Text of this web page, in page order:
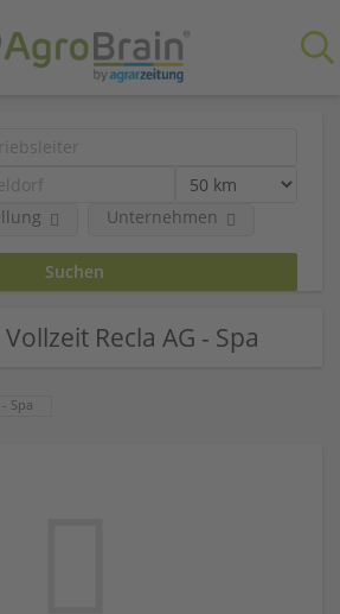
Unternehmen
Recla AG - Spa
Spa